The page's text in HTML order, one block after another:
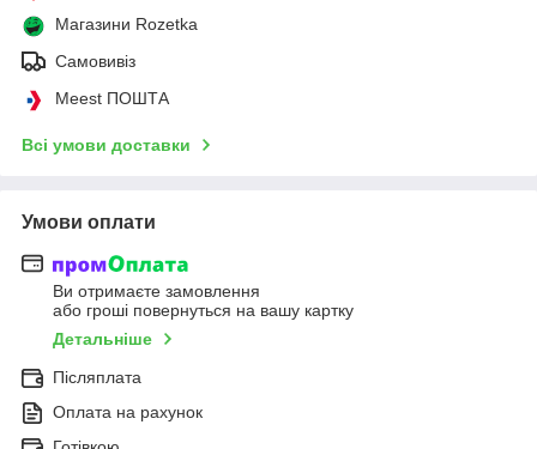
Магазини Rozetka
Самовивіз
Meest ПОШТА
Всі умови доставки
Умови оплати
Ви отримаєте замовлення
або гроші повернуться на вашу картку
Детальніше
Післяплата
Оплата на рахунок